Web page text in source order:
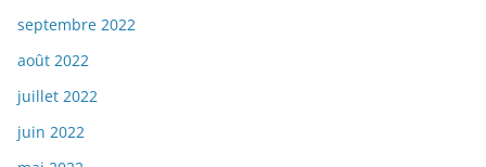
septembre 2022
août 2022
juillet 2022
juin 2022